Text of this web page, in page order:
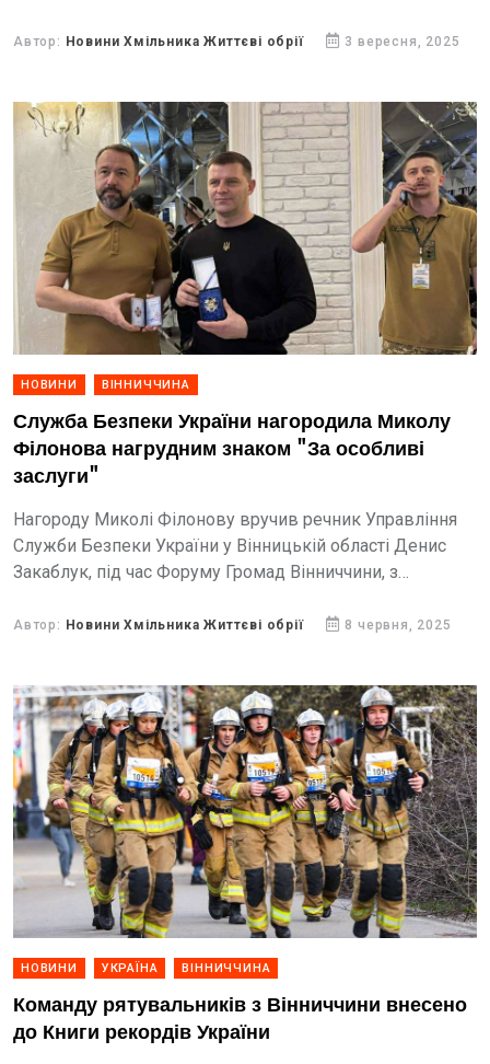
Миколи Філонова «Український Альянс»...
Автор: Новини Хмільника Життєві обрії 3 вересня, 2025
НОВИНИ ВІННИЧЧИНА
Служба Безпеки України нагородила Миколу
Філонова нагрудним знаком "За особливі
заслуги"
Нагороду Миколі Філонову вручив речник Управління
Служби Безпеки України у Вінницькій області Денис
Закаблук, під час Форуму Громад Вінниччини, з
Автор: Новини Хмільника Життєві обрії 8 червня, 2025
НОВИНИ УКРАЇНА ВІННИЧЧИНА
Команду рятувальників з Вінниччини внесено
до Книги рекордів України